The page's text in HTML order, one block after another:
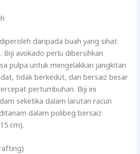
daripada buah yang sihat
Biji avokado perlu dibersihkan
pulpa untuk mengelakkan jangkitan
tidak berkedut, dan bersaiz besar
pertumbuhan. Biji ini
seketika dalam larutan racun
dalam polibeg bersaiz
cm).